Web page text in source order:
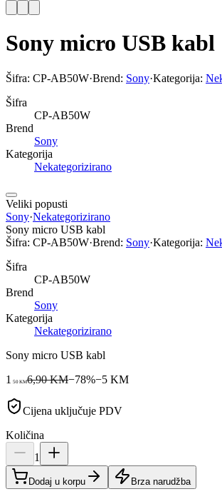
Sony micro USB kabl
Šifra: CP-AB50W·Brend: Sony·Kategorija:
Šifra
CP-AB50W
Brend
Sony
Kategorija
Nekategorizirano
Veliki popusti
Sony·Nekategorizirano
Sony micro USB kabl
Šifra: CP-AB50W·Brend: Sony·Kategorija:
Šifra
CP-AB50W
Brend
Sony
Kategorija
Nekategorizirano
Sony micro USB kabl
1
50KM6,90 KM−78%−5 KM
Cijena uključuje PDV
Količina
1
Dodaj u korpu Brza narudžba